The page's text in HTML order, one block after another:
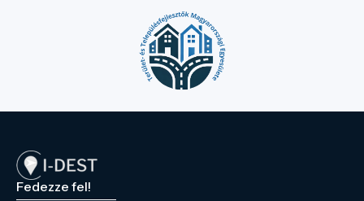
Fedezze fel!